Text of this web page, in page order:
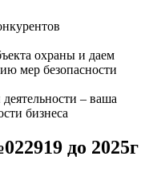
охраны и даем
мер безопасности
– ваша
бизнеса
до 2025г